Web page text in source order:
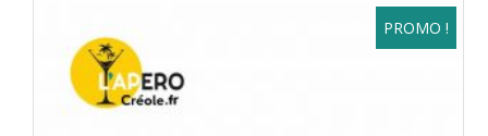
PROMO !